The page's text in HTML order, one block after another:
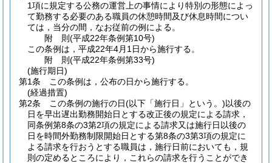
1項に規定する公務の運営上の事情により特別の形態によっ
て勤務する必要のある職員の休憩時間及び休息時間につい
ては，当分の間，なお従前の例による。
附 則(平成22年条例第10号)
この条例は，平成22年4月1日から施行する。
附 則(平成22年条例第33号)
(施行期日)
第1条
この条例は，公布の日から施行する。
(経過措置)
第2条
この条例の施行の日(以下「施行日」という。)以後の
日を早出遅出勤務開始日とする改正後の規定による請求，
同条例第8条の3第2項の規定による請求又は施行日以後の
日を時間外勤務制限開始日とする第8条の3第3項の規定に
よる請求を行おうとする職員は，施行日前においても，規
則の定めるところにより，これらの請求を行うことができ